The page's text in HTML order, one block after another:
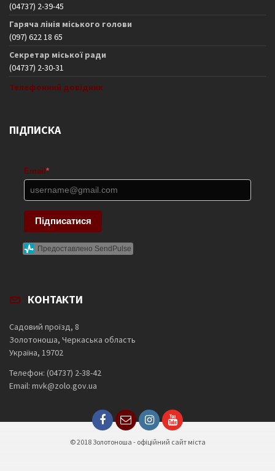
(04737) 2-39-45
Гаряча лінія міського голови
(097) 622 18 65
Секретар міської ради
(04737) 2-30-31
Телефонний довідник
ПІДПИСКА
Email *
Підписатися
Предоставлено SendPulse
КОНТАКТИ
Садовий проїзд, 8
Золотоноша, Черкаська область
Україна, 19702
Телефон: (04737) 2-38-42
Email: mvk@zolo.gov.ua
© 2018 Золотоноша - офіційний сайт міста